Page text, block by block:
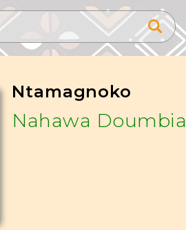
Ntamagnoko
Nahawa Doumbia